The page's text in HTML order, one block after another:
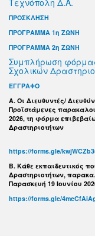
Τεχνόπολη Δ.Α.
ΠΡΟΣΚΛΗΣΗ
ΠΡΟΓΡΑΜΜΑ 1η ΖΩΝΗ
ΠΡΟΓΡΑΜΜΑ 2η ΖΩΝΗ
Συμπλήρωση
Σχολικών
ΕΓΓΡΑΦΟ
Α. Οι Διευθυντές/
Προϊστάμενες
2026, τη φόρμα
Δραστηριοτήτων
https://forms.gle/
B. Κάθε εκπαιδευτικός
Δραστηριοτήτων,
Παρασκευή 19 Ιουνίου
https://forms.gle/